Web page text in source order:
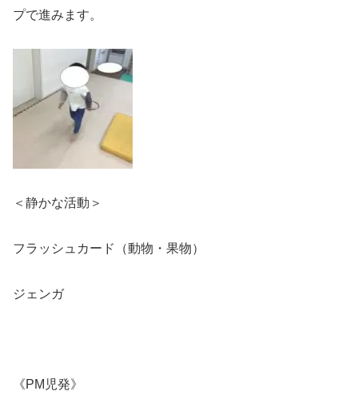
プで進みます。
＜静かな活動＞
フラッシュカード（動物・果物）
ジェンガ
《PM児発》